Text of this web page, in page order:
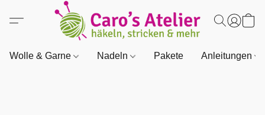
Wolle & Garne Nadeln Pakete Anleitungen